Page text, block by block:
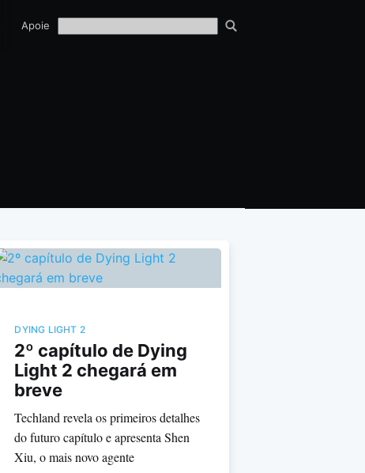
TECH
Apoie
DYING LIGHT 2
2º capítulo de Dying
Light 2 chegará em
breve
Techland revela os primeiros detalhes
do futuro capítulo e apresenta Shen
Xiu, o mais novo agente